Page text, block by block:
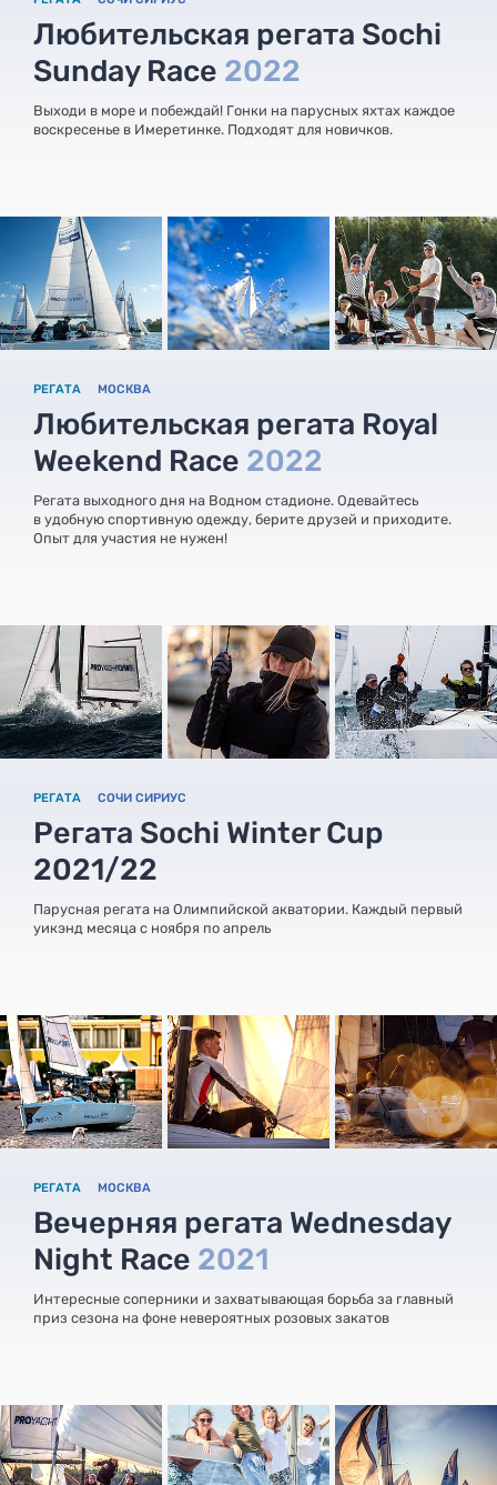
Любительская регата Sochi
Sunday Race 2022
Выходи в море и побеждай! Гонки на парусных яхтах каждое
воскресенье в Имеретинке. Подходят для новичков.
РЕГАТА МОСКВА
Любительская регата Royal
Weekend Race 2022
Регата выходного дня на Водном стадионе. Одевайтесь
в удобную спортивную одежду, берите друзей и приходите.
Опыт для участия не нужен!
РЕГАТА СОЧИ СИРИУС
Регата Sochi Winter Cup
2021/22
Парусная регата на Олимпийской акватории. Каждый первый
уикэнд месяца с ноября по апрель
РЕГАТА МОСКВА
Вечерняя регата Wednesday
Night Race 2021
Интересные соперники и захватывающая борьба за главный
приз сезона на фоне невероятных розовых закатов